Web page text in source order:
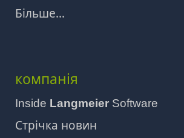
Більше...
компанія
Inside Langmeier Software
Стрічка новин